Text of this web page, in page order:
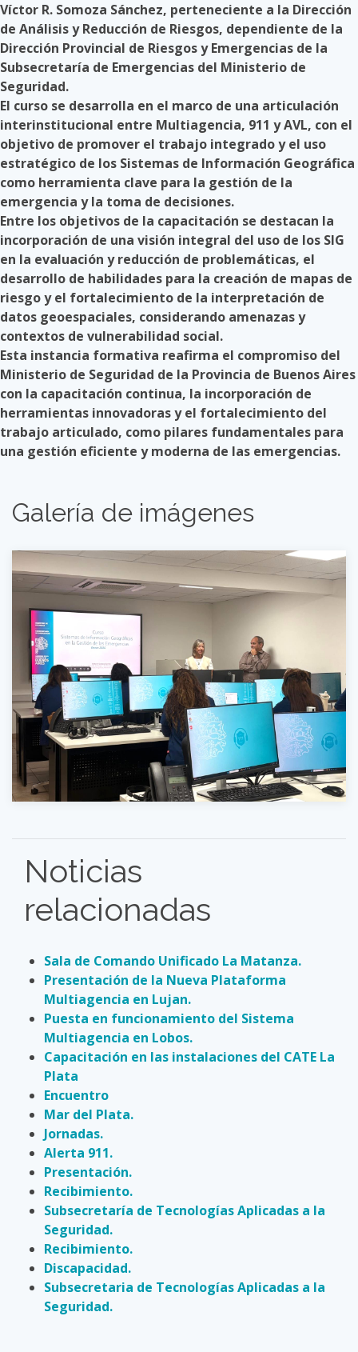
Víctor R. Somoza Sánchez, perteneciente a la Dirección
de Análisis y Reducción de Riesgos, dependiente de la
Dirección Provincial de Riesgos y Emergencias de la
Subsecretaría de Emergencias del Ministerio de
Seguridad.
El curso se desarrolla en el marco de una articulación
interinstitucional entre Multiagencia, 911 y AVL, con el
objetivo de promover el trabajo integrado y el uso
estratégico de los Sistemas de Información Geográfica
como herramienta clave para la gestión de la
emergencia y la toma de decisiones.
Entre los objetivos de la capacitación se destacan la
incorporación de una visión integral del uso de los SIG
en la evaluación y reducción de problemáticas, el
desarrollo de habilidades para la creación de mapas de
riesgo y el fortalecimiento de la interpretación de
datos geoespaciales, considerando amenazas y
contextos de vulnerabilidad social.
Esta instancia formativa reafirma el compromiso del
Ministerio de Seguridad de la Provincia de Buenos Aires
con la capacitación continua, la incorporación de
herramientas innovadoras y el fortalecimiento del
trabajo articulado, como pilares fundamentales para
una gestión eficiente y moderna de las emergencias.
Galería de imágenes
Noticias
relacionadas
Sala de Comando Unificado La Matanza.
Presentación de la Nueva Plataforma
Multiagencia en Lujan.
Puesta en funcionamiento del Sistema
Multiagencia en Lobos.
Capacitación en las instalaciones del CATE La
Plata
Encuentro
Mar del Plata.
Jornadas.
Alerta 911.
Presentación.
Recibimiento.
Subsecretaría de Tecnologías Aplicadas a la
Seguridad.
Recibimiento.
Discapacidad.
Subsecretaria de Tecnologías Aplicadas a la
Seguridad.